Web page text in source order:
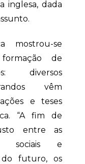
inglesa, dada
mostrou-se
de
diversos
vêm
e teses
“A fim de
entre as
sociais e
futuro, os